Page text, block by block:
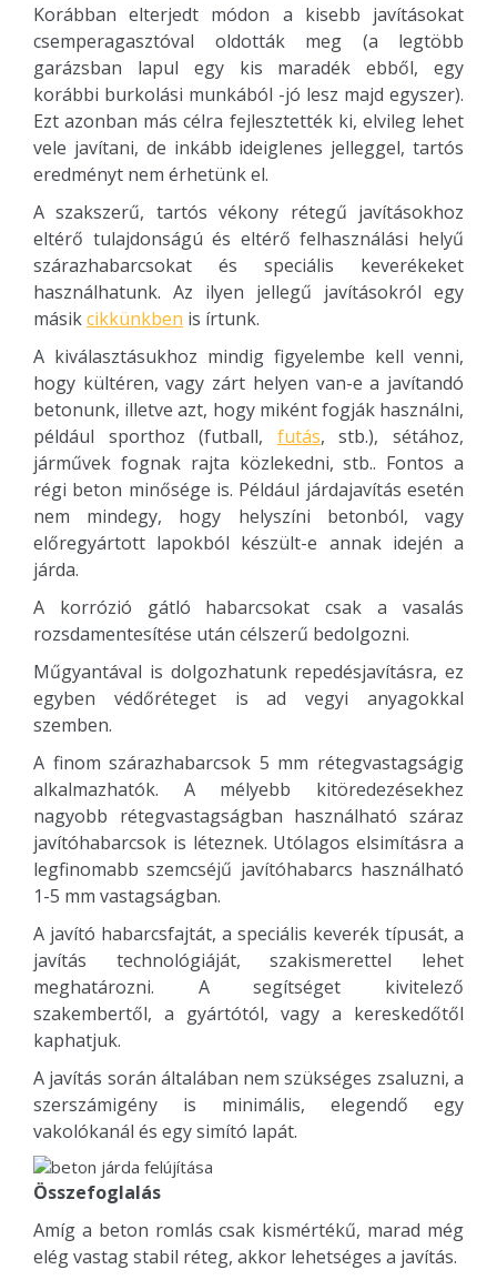
Korábban elterjedt módon a kisebb javításokat
csemperagasztóval oldották meg (a legtöbb
garázsban lapul egy kis maradék ebből, egy
korábbi burkolási munkából -jó lesz majd egyszer).
Ezt azonban más célra fejlesztették ki, elvileg lehet
vele javítani, de inkább ideiglenes jelleggel, tartós
eredményt nem érhetünk el.
A szakszerű, tartós vékony rétegű javításokhoz
eltérő tulajdonságú és eltérő felhasználási helyű
szárazhabarcsokat és speciális keverékeket
használhatunk. Az ilyen jellegű javításokról egy
másikcikkünkben is írtunk.
A kiválasztásukhoz mindig figyelembe kell venni,
hogy kültéren, vagy zárt helyen van-e a javítandó
betonunk, illetve azt, hogy miként fogják használni,
például sporthoz (futball, futás, stb.), sétához,
járművek fognak rajta közlekedni, stb.. Fontos a
régi beton minősége is. Például járdajavítás esetén
nem mindegy, hogy helyszíni betonból, vagy
előregyártott lapokból készült-e annak idején a
járda.
A korrózió gátló habarcsokat csak a vasalás
rozsdamentesítése után célszerű bedolgozni.
Műgyantával is dolgozhatunk repedésjavításra, ez
egyben védőréteget is ad vegyi anyagokkal
szemben.
A finom szárazhabarcsok 5 mm rétegvastagságig
alkalmazhatók. A mélyebb kitöredezésekhez
nagyobb rétegvastagságban használható száraz
javítóhabarcsok is léteznek. Utólagos elsimításra a
legfinomabb szemcséjű javítóhabarcs használható
1-5 mm vastagságban.
A javító habarcsfajtát, a speciális keverék típusát, a
javítás technológiáját, szakismerettel lehet
meghatározni. A segítséget kivitelező
szakembertől, a gyártótól, vagy a kereskedőtől
kaphatjuk.
A javítás során általában nem szükséges zsaluzni, a
szerszámigény is minimális, elegendő egy
vakolókanál és egy simító lapát.
Összefoglalás
Amíg a beton romlás csak kismértékű, marad még
elég vastag stabil réteg, akkor lehetséges a javítás.